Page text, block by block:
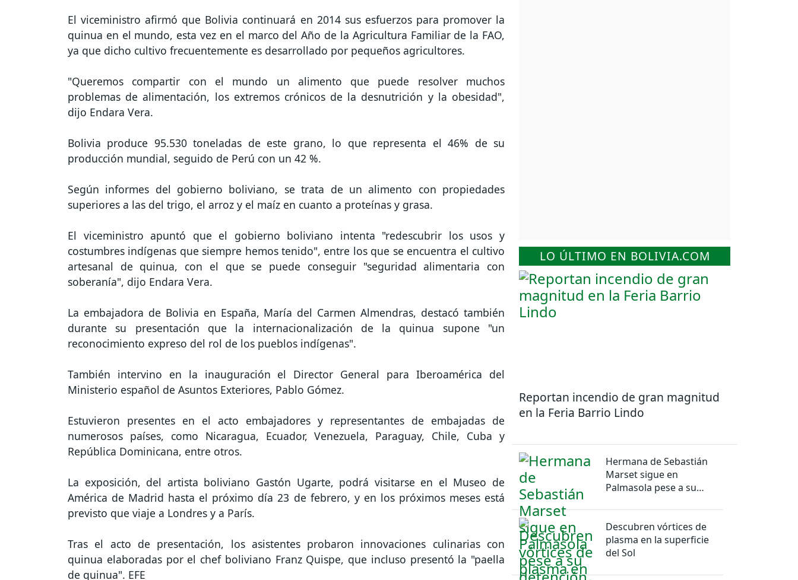
El viceministro afirmó que Bolivia continuará en 2014 sus esfuerzos para promover la
quinua en el mundo, esta vez en el marco del Año de la Agricultura Familiar de la FAO,
ya que dicho cultivo frecuentemente es desarrollado por pequeños agricultores.
"Queremos compartir con el mundo un alimento que puede resolver muchos
problemas de alimentación, los extremos crónicos de la desnutrición y la obesidad",
dijo Endara Vera.
Bolivia produce 95.530 toneladas de este grano, lo que representa el 46% de su
producción mundial, seguido de Perú con un 42 %.
Según informes del gobierno boliviano, se trata de un alimento con propiedades
superiores a las del trigo, el arroz y el maíz en cuanto a proteínas y grasa.
El viceministro apuntó que el gobierno boliviano intenta "redescubrir los usos y
costumbres indígenas que siempre hemos tenido", entre los que se encuentra el cultivo
artesanal de quinua, con el que se puede conseguir "seguridad alimentaria con
soberanía", dijo Endara Vera.
La embajadora de Bolivia en España, María del Carmen Almendras, destacó también
durante su presentación que la internacionalización de la quinua supone "un
reconocimiento expreso del rol de los pueblos indígenas".
También intervino en la inauguración el Director General para Iberoamérica del
Ministerio español de Asuntos Exteriores, Pablo Gómez.
Estuvieron presentes en el acto embajadores y representantes de embajadas de
numerosos países, como Nicaragua, Ecuador, Venezuela, Paraguay, Chile, Cuba y
República Dominicana, entre otros.
La exposición, del artista boliviano Gastón Ugarte, podrá visitarse en el Museo de
América de Madrid hasta el próximo día 23 de febrero, y en los próximos meses está
previsto que viaje a Londres y a París.
Tras el acto de presentación, los asistentes probaron innovaciones culinarias con
quinua elaboradas por el chef boliviano Franz Quispe, que incluso presentó la "paella
de quinua". EFE
LO ÚLTIMO EN BOLIVIA.COM
Reportan incendio de gran magnitud
en la Feria Barrio Lindo
Hermana de Sebastián
Marset sigue en
Palmasola pese a su
Descubren vórtices de
plasma en la superficie
del Sol